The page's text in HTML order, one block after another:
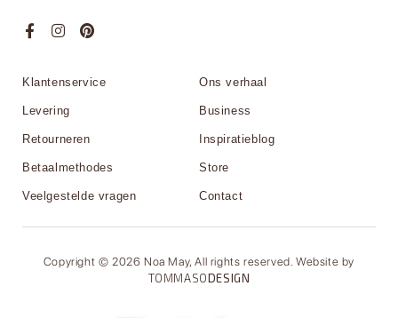
Klantenservice
Levering
Retourneren
Betaalmethodes
Veelgestelde vragen
Ons verhaal
Business
Inspiratieblog
Store
Contact
Copyright © 2026 Noa May, All rights reserved. Website by
TOMMASODESIGN